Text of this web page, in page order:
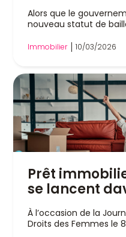
Alors que le
nouveau statut de
Immobilier 10/03/2026
Prêt
se lancent
À l’occasion de la
Droits des Femmes le